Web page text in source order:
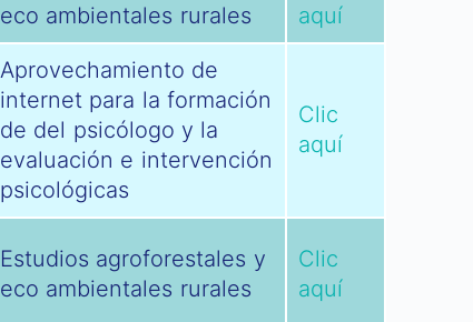
eco ambientales rurales
aquí
Aprovechamiento de
internet para la formación
de del psicólogo y la
evaluación e intervención
psicológicas
Clic
aquí
Estudios agroforestales y
eco ambientales rurales
Clic
aquí